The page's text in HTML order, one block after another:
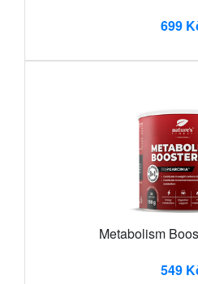
699
Metabolism
549